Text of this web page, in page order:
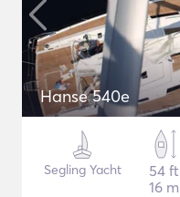
Hanse 540e
Segling Yacht
54 ft
16 m